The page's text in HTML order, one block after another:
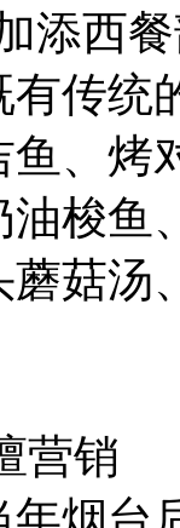
添西
传统
、烤
梭鱼
菇汤
营销